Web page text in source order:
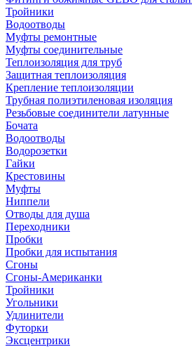
Тройники
Водоотводы
Муфты ремонтные
Муфты соединительные
Теплоизоляция для труб
Защитная теплоизоляция
Крепление теплоизоляции
Трубная полиэтиленовая изоляция
Резьбовые соединители латунные
Бочата
Водоотводы
Водорозетки
Гайки
Крестовины
Муфты
Ниппели
Отводы для душа
Переходники
Пробки
Пробки для испытания
Сгоны
Сгоны-Американки
Тройники
Угольники
Удлинители
Футорки
Эксцентрики